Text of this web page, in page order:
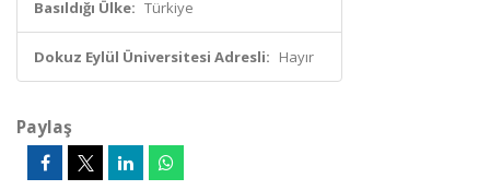
Basıldığı Ülke: Türkiye
Dokuz Eylül Üniversitesi Adresli: Hayır
Paylaş